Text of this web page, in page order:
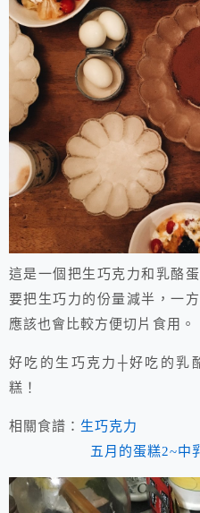
這是一個把生巧克力和乳酪
要把生巧力的份量減半，一
應該也會比較方便切片食用。
好吃的生巧克力┼好吃的
糕！
相關食譜： 生巧克力
五月的蛋糕2~中